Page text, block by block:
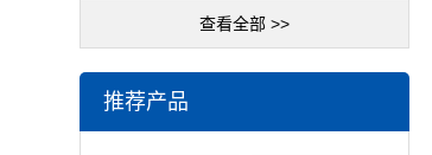
查看全部 >>
推荐产品